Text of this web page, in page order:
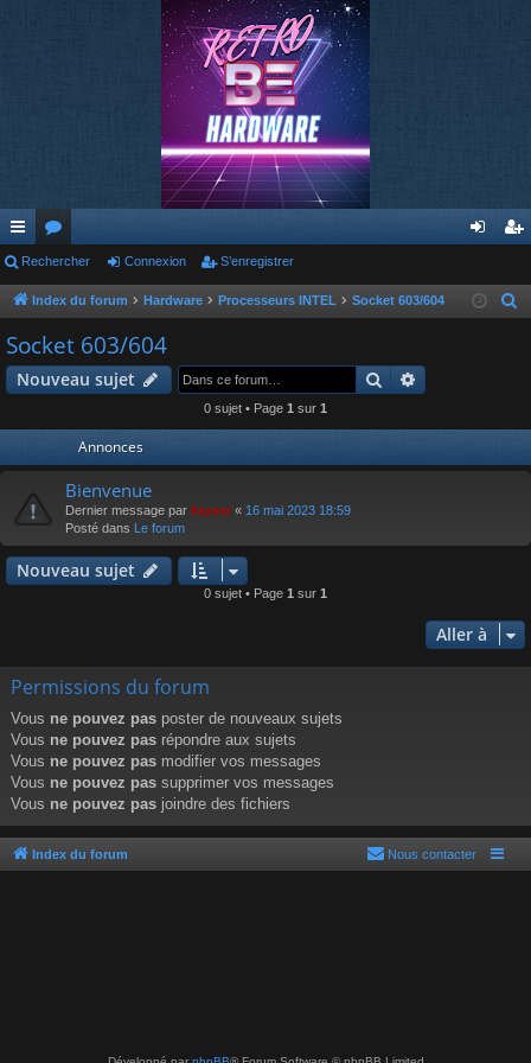
cc
ès
ra
pi
or
u
m
s
ne nr
Rechercher Connexion S’enregistrer
Index du forum Hardware Processeurs INTEL Socket 603/604
r
Socket 603/604
Nouveau sujet Rechercher
0 sujet • Page 1 sur 1
Annonces
Bienvenue
Dernier message par keyser « 16 mai 2023 18:59
Posté dans Le forum
Nouveau sujet
0 sujet • Page 1 sur 1
Aller à
Permissions du forum
Vous ne pouvez pas poster de nouveaux sujets
Vous ne pouvez pas répondre aux sujets
Vous ne pouvez pas modifier vos messages
Vous ne pouvez pas supprimer vos messages
Vous ne pouvez pas joindre des fichiers
Index du forum Nous contacter